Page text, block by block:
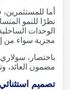
أما
نظرًا للنمو
الوحدات
مجزية سواء من
باختصار،
مضمون العائد،
تصميم